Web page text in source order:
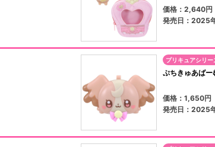
価格：2,640円
発売日：2025
プリキュアシリー
ぷちきゅあば
価格：1,650円
発売日：2025